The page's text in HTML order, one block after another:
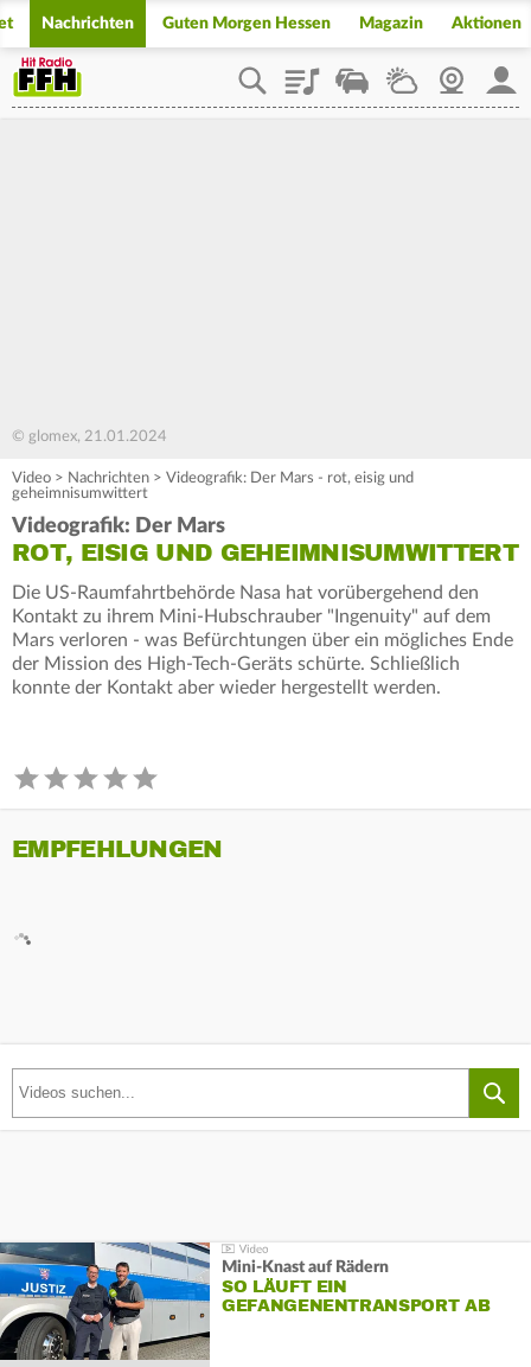
Nachrichten Guten Morgen Hessen Magazin Aktionen
PlaylistStaupilotWetterWebcam
© glomex, 21.01.2024
Video > Nachrichten > Videografik: Der Mars - rot, eisig und
geheimnisumwittert
Videografik: Der Mars
ROT, EISIG UND GEHEIMNISUMWITTERT
Die US-Raumfahrtbehörde Nasa hat vorübergehend den
Kontakt zu ihrem Mini-Hubschrauber "Ingenuity" auf dem
Mars verloren - was Befürchtungen über ein mögliches Ende
der Mission des High-Tech-Geräts schürte. Schließlich
konnte der Kontakt aber wieder hergestellt werden.
EMPFEHLUNGEN
Mini-Knast auf Rädern
SO LÄUFT EIN
GEFANGENENTRANSPORT AB